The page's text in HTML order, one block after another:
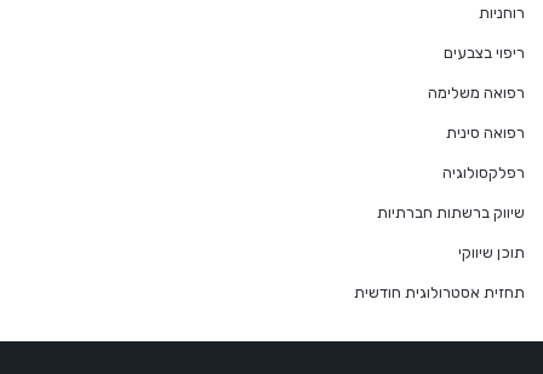
רוחניות
ריפוי בצבעים
רפואה משלימה
רפואה סינית
רפלקסולוגיה
שיווק ברשתות חברתיות
תוכן שיווקי
תחזית אסטרולוגית חודשית